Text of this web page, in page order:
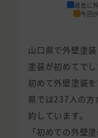
過去に
今回
山口県で外壁塗
塗装が初めてでし
初めて外壁塗装
県では237人の方
約しています。
「初めての外壁